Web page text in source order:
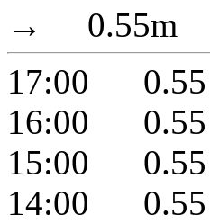
→ 0.55m
17:00 0.55
16:00 0.55
15:00 0.55
14:00 0.55